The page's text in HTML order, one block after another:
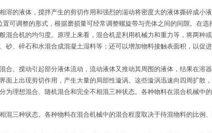
液体，搅拌产生的剪切作用和强烈的湍动将密度大的液体撕碎成小液
调整的形式，根据磨损量可经常调整螺旋带与壳体之间的间隙。在选
合机的均匀度。原理上来看，混合机是利用机械力和重力等，将两种
、碎石和水混合成混凝土湿料等；还可以增加物料接触表面积，以促
搅动引起部分液体流动，流动液体又推动其周围的液体，结果在溶
上出现剪切作用，产生大量的局部性漩涡。这些漩涡迅速向四周扩散
理想混合、随机混合和完全不相混三种状态。各种物料在混合机械中
种状态。各种物料在混合机械中的混合程度取决于待混物料的比例